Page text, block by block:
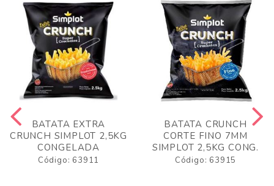
BATATA EXTRA
CRUNCH SIMPLOT 2,5KG
CONGELADA
Código: 63911
BATATA CRUNCH
CORTE FINO 7MM
SIMPLOT 2,5KG CONG.
Código: 63915